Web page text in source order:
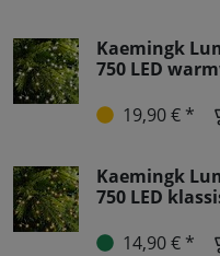
Kaemingk
750 LED
19,90 € *
Kaemingk
750 LED
14,90 € *